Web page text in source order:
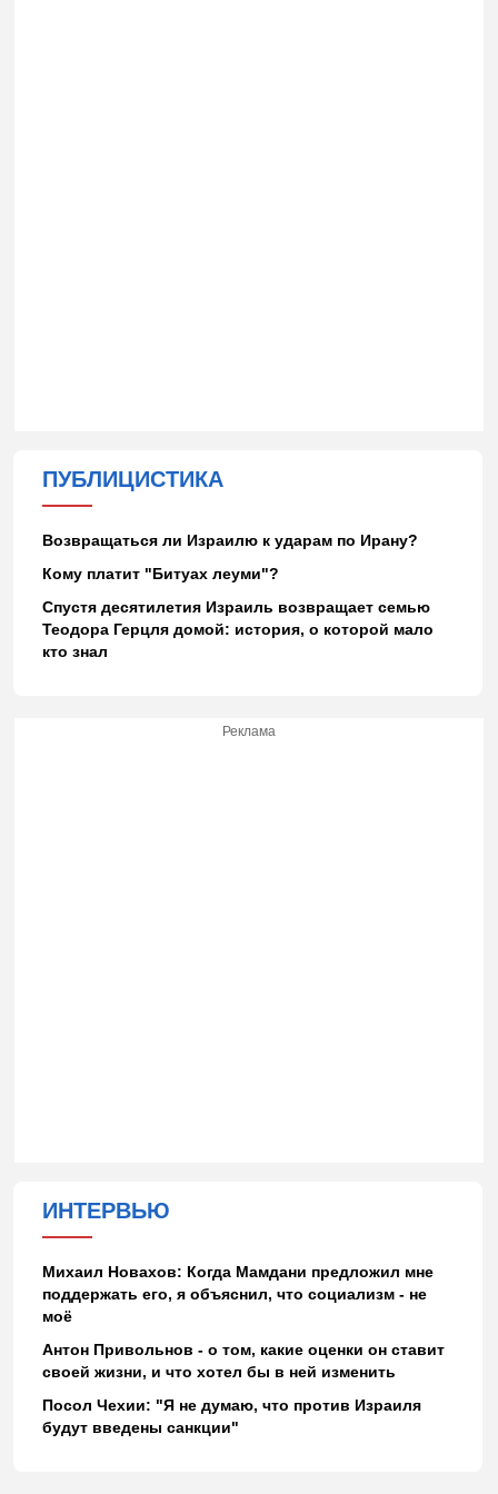
ПУБЛИЦИСТИКА
Возвращаться ли Израилю к ударам по Ирану?
Кому платит "Битуах леуми"?
Спустя десятилетия Израиль возвращает семью
Теодора Герцля домой: история, о которой мало
кто знал
Реклама
ИНТЕРВЬЮ
Михаил Новахов: Когда Мамдани предложил мне
поддержать его, я объяснил, что социализм - не
моё
Антон Привольнов - о том, какие оценки он ставит
своей жизни, и что хотел бы в ней изменить
Посол Чехии: "Я не думаю, что против Израиля
будут введены санкции"